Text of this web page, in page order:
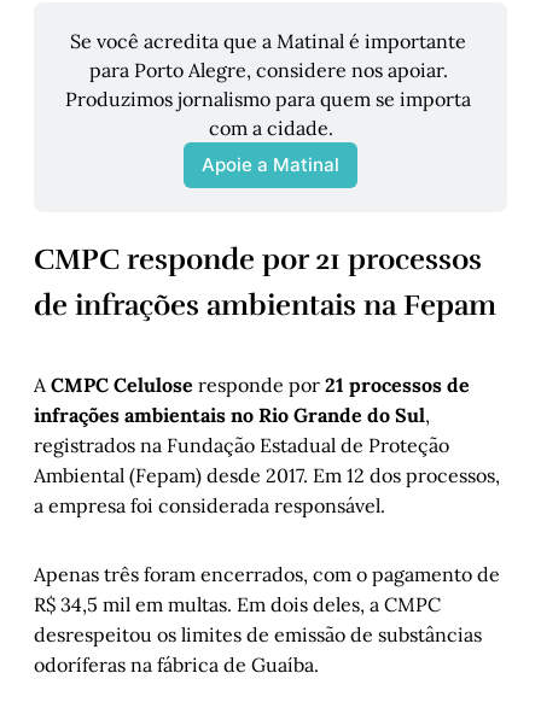
Se você acredita que a Matinal é importante
para Porto Alegre, considere nos apoiar.
Produzimos jornalismo para quem se importa
com a cidade.
Apoie a Matinal
CMPC responde por 21 processos
de infrações ambientais na Fepam
ACMPC Celulose responde por 21 processos de
infrações ambientais no Rio Grande do Sul,
registrados na Fundação Estadual de Proteção
Ambiental (Fepam) desde 2017. Em 12 dos processos,
a empresa foi considerada responsável.
Apenas três foram encerrados, com o pagamento de
R$ 34,5 mil em multas. Em dois deles, a CMPC
desrespeitou os limites de emissão de substâncias
odoríferas na fábrica de Guaíba.